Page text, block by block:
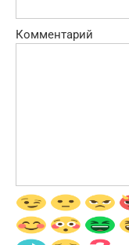
Комментарий